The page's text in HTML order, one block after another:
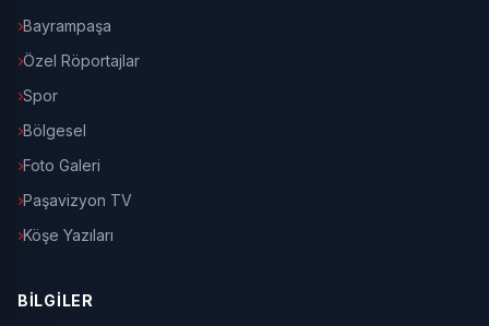
Bayrampaşa
Özel Röportajlar
Spor
Bölgesel
Foto Galeri
Paşavizyon TV
Köşe Yazıları
BİLGİLER